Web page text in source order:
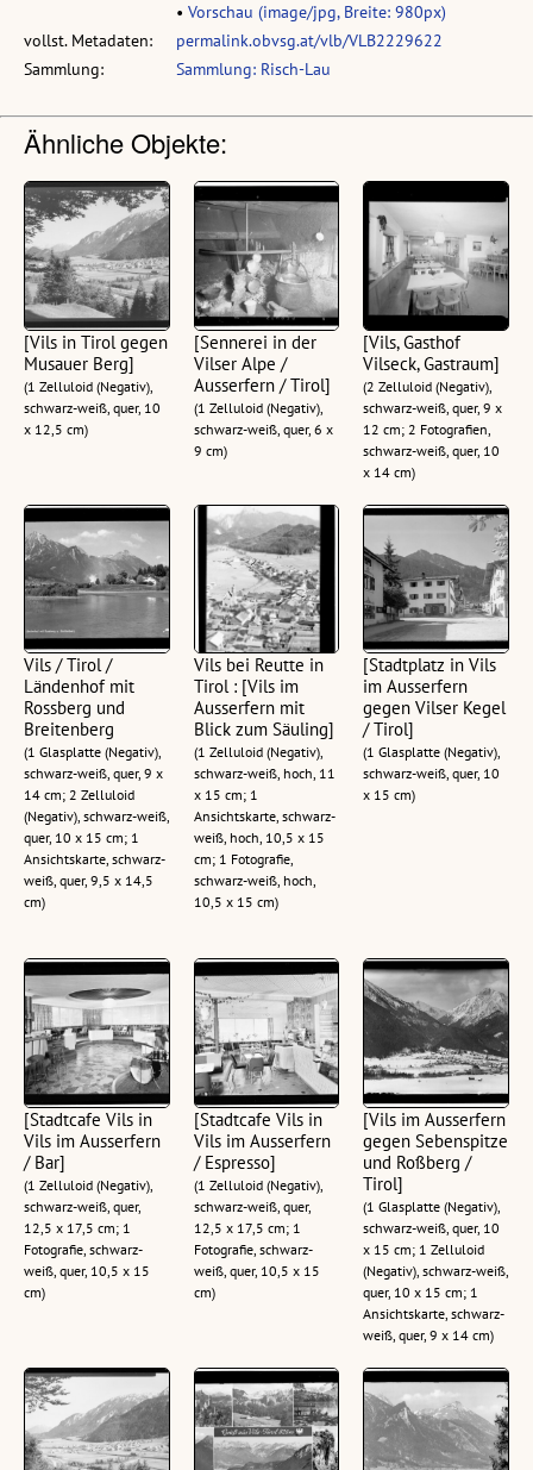
• Vorschau (image/jpg, Breite: 980px)
vollst. Metadaten:
permalink.obvsg.at/vlb/VLB2229622
Sammlung:
Sammlung: Risch-Lau
Ähnliche Objekte:
[Vils in Tirol gegen
Musauer Berg]
(1 Zelluloid (Negativ),
schwarz-weiß, quer, 10
x 12,5 cm)
[Sennerei in der
Vilser Alpe /
Ausserfern / Tirol]
(1 Zelluloid (Negativ),
schwarz-weiß, quer, 6 x
9 cm)
[Vils, Gasthof
Vilseck, Gastraum]
(2 Zelluloid (Negativ),
schwarz-weiß, quer, 9 x
12 cm; 2 Fotografien,
schwarz-weiß, quer, 10
x 14 cm)
Vils / Tirol /
Ländenhof mit
Rossberg und
Breitenberg
(1 Glasplatte (Negativ),
schwarz-weiß, quer, 9 x
14 cm; 2 Zelluloid
(Negativ), schwarz-weiß,
quer, 10 x 15 cm; 1
Ansichtskarte, schwarz-
weiß, quer, 9,5 x 14,5
cm)
Vils bei Reutte in
Tirol : [Vils im
Ausserfern mit
Blick zum Säuling]
(1 Zelluloid (Negativ),
schwarz-weiß, hoch, 11
x 15 cm; 1
Ansichtskarte, schwarz-
weiß, hoch, 10,5 x 15
cm; 1 Fotografie,
schwarz-weiß, hoch,
10,5 x 15 cm)
[Stadtplatz in Vils
im Ausserfern
gegen Vilser Kegel
/ Tirol]
(1 Glasplatte (Negativ),
schwarz-weiß, quer, 10
x 15 cm)
[Stadtcafe Vils in
Vils im Ausserfern
/ Bar]
(1 Zelluloid (Negativ),
schwarz-weiß, quer,
12,5 x 17,5 cm; 1
Fotografie, schwarz-
weiß, quer, 10,5 x 15
cm)
[Stadtcafe Vils in
Vils im Ausserfern
/ Espresso]
(1 Zelluloid (Negativ),
schwarz-weiß, quer,
12,5 x 17,5 cm; 1
Fotografie, schwarz-
weiß, quer, 10,5 x 15
cm)
[Vils im Ausserfern
gegen Sebenspitze
und Roßberg /
Tirol]
(1 Glasplatte (Negativ),
schwarz-weiß, quer, 10
x 15 cm; 1 Zelluloid
(Negativ), schwarz-weiß,
quer, 10 x 15 cm; 1
Ansichtskarte, schwarz-
weiß, quer, 9 x 14 cm)